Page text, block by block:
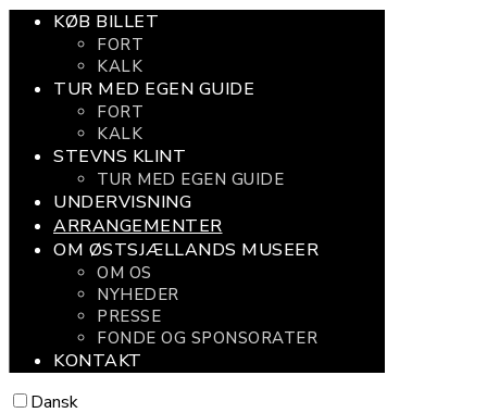
KØB BILLET
FORT
KALK
TUR MED EGEN GUIDE
FORT
KALK
STEVNS KLINT
TUR MED EGEN GUIDE
UNDERVISNING
ARRANGEMENTER
OM ØSTSJÆLLANDS MUSEER
OM OS
NYHEDER
PRESSE
FONDE OG SPONSORATER
KONTAKT
Dansk